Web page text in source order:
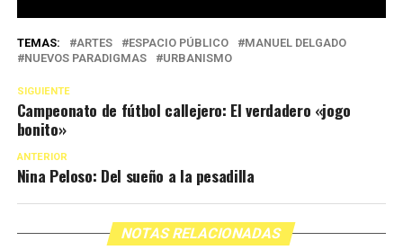
TEMAS: ARTES ESPACIO PÚBLICO
MANUEL DELGADO
NUEVOS PARADIGMAS
URBANISMO
SIGUIENTE
Campeonato de fútbol callejero: El verdadero «jogo
bonito»
ANTERIOR
Nina Peloso: Del sueño a la pesadilla
NOTAS RELACIONADAS